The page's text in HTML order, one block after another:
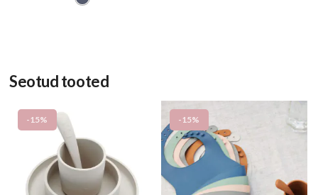
Seotud tooted
-15% -15%